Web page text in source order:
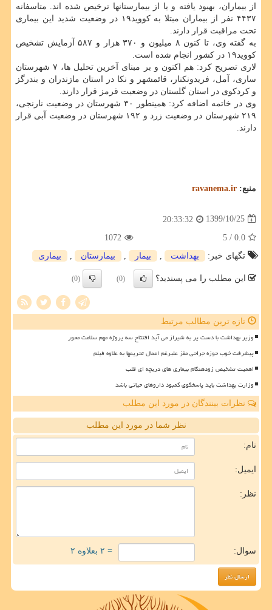
از بیماران، بهبود یافته و یا از بیمارستانها ترخیص شده اند. متاسفانه
۴۴۳۷ نفر از بیماران مبتلا به کووید۱۹ در وضعیت شدید این بیماری
تحت مراقبت قرار دارند.
به گفته وی، تا کنون ۸ میلیون و ۳۷۰ هزار و ۵۸۷ آزمایش تشخیص
کووید۱۹ در کشور انجام شده است.
لاری تصریح کرد: هم اکنون و بر مبنای آخرین تحلیل ها، ۷ شهرستان
ساری، آمل، فریدونکنار، قائمشهر و نکا در استان مازندران و بندرگز
و کردکوی در استان گلستان در وضعیت قرمز قرار دارند.
وی در خاتمه اضافه کرد: همینطور ۳۰ شهرستان در وضعیت نارنجی،
۲۱۹ شهرستان در وضعیت زرد و ۱۹۲ شهرستان در وضعیت آبی قرار
دارند.
منبع: ravanema.ir
1399/10/25
20:33:32
0.0
/ 5
1072
تگهای خبر:
بهداشت بیمار بیمارستان بیماری
این مطلب را می پسندید؟ (0)
(0)
تازه ترین مطالب مرتبط
وزیر بهداشت با دست پر به شیراز می آید افتتاح سه پروژه مهم سلامت محور
پیشرفت خوب حوزه جراحی مغز علیرغم اعمال تحریمها به علاوه فیلم
اهمیت تشخیص زودهنگام بیماری های دریچه ای قلب
وزارت بهداشت باید پاسخگوی کمبود داروهای حیاتی باشد
نظرات بینندگان در مورد این مطلب
نظر شما در مورد این مطلب
نام:
ایمیل:
نظر:
سوال: = ۲ بعلاوه ۲